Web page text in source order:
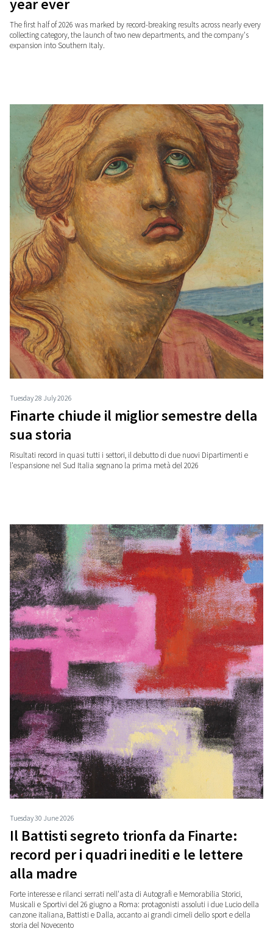
year ever
The first half of 2026 was marked by record-breaking results across nearly every
collecting category, the launch of two new departments, and the company's
expansion into Southern Italy.
Tuesday 28 July 2026
Finarte chiude il miglior semestre della
sua storia
Risultati record in quasi tutti i settori, il debutto di due nuovi Dipartimenti e
l'espansione nel Sud Italia segnano la prima metà del 2026
Tuesday 30 June 2026
Il Battisti segreto trionfa da Finarte:
record per i quadri inediti e le lettere
alla madre
Forte interesse e rilanci serrati nell'asta di Autografi e Memorabilia Storici,
Musicali e Sportivi del 26 giugno a Roma: protagonisti assoluti i due Lucio della
canzone italiana, Battisti e Dalla, accanto ai grandi cimeli dello sport e della
storia del Novecento